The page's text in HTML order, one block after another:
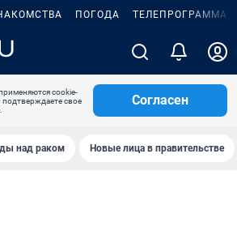
ПОГОДА ТЕЛЕПРОГРАММА
cookie-
подтверждаете свое
Согласен
над раком Новые лица в правительстве